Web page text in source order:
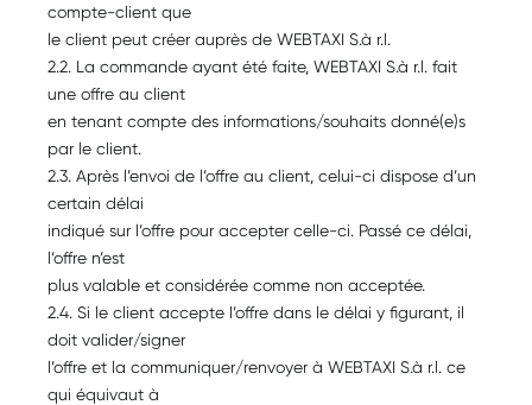
compte-client que
le client peut créer auprès de WEBTAXI S.à r.l.
2.2. La commande ayant été faite, WEBTAXI S.à r.l. fait
une offre au client
en tenant compte des informations/souhaits donné(e)s
par le client.
2.3. Après l’envoi de l’offre au client, celui-ci dispose d’un
certain délai
indiqué sur l’offre pour accepter celle-ci. Passé ce délai,
l’offre n’est
plus valable et considérée comme non acceptée.
2.4. Si le client accepte l’offre dans le délai y figurant, il
doit valider/signer
l’offre et la communiquer/renvoyer à WEBTAXI S.à r.l. ce
qui équivaut à